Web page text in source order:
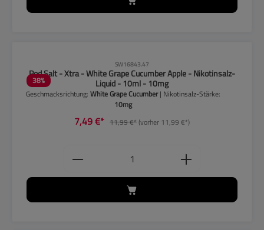
38%
SW16843.47
Pod Salt - Xtra - White Grape Cucumber Apple - Nikotinsalz-
Liquid - 10ml - 10mg
Geschmacksrichtung: White Grape Cucumber| Nikotinsalz-Stärke:
10mg
7,49 €* 11,99 €*(vorher 11,99 €*)
Produkt Anzahl: Gib den